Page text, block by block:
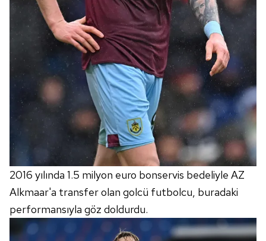
2016 yılında 1.5 milyon euro bonservis bedeliyle AZ
Alkmaar'a transfer olan golcü futbolcu, buradaki
performansıyla göz doldurdu.